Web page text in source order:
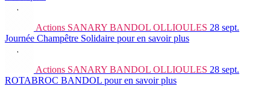
Actions SANARY BANDOL OLLIOULES 28 sept.
Journée Champêtre Solidaire pour en savoir plus
Actions SANARY BANDOL OLLIOULES 28 sept.
ROTABROC BANDOL pour en savoir plus